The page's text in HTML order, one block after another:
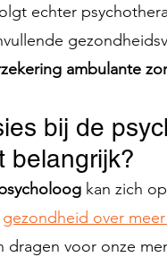
echter
ambulante
bij de
belangrijk?
kan zich
gezondheid over
voor onze